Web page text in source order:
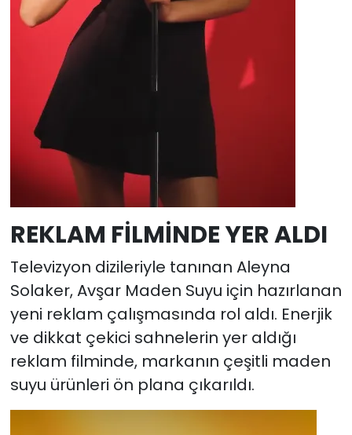
REKLAM FİLMİNDE YER ALDI
Televizyon dizileriyle tanınan Aleyna
Solaker, Avşar Maden Suyu için hazırlanan
yeni reklam çalışmasında rol aldı. Enerjik
ve dikkat çekici sahnelerin yer aldığı
reklam filminde, markanın çeşitli maden
suyu ürünleri ön plana çıkarıldı.